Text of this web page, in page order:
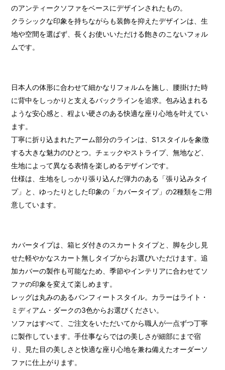
のアンティークソファをベースにデザインされたもの。
クラシックな印象を持ちながらも装飾を抑えたデザインは、生
地や空間を選ばず、長くお使いいただける飽きのこないフォル
ムです。
日本人の体形に合わせて細かなリフォルムを施し、腰掛けた時
に背中をしっかりと支えるバックラインを追求。包み込まれる
ような安心感と、程よい硬さのある快適な座り心地を叶えてい
ます。
丁寧に折り込まれたアーム部分のラインは、S1スタイルを象徴
する大きな魅力のひとつ。チェックやストライプ、無地など、
生地によって異なる表情を楽しめるデザインです。
仕様は、生地をしっかり張り込んだ弾力のある「張り込みタイ
プ」と、ゆったりとした印象の「カバータイプ」の2種類をご用
意しています。
カバータイプは、箱ヒダ付きのスカートタイプと、脚を少し見
せた軽やかなスカート無しタイプからお選びいただけます。追
加カバーの製作も可能なため、季節やインテリアに合わせてソ
ファの印象を変えて楽しめます。
レッグは丸みのあるバンフィートスタイル。カラーはライト・
ミディアム・ダークの3色からお選びください。
ソファはすべて、ご注文をいただいてから職人が一点ずつ丁寧
に製作しています。手仕事ならではの美しさが細部にまで宿
り、見た目の美しさと快適な座り心地を兼ね備えたオーダーソ
ファに仕上がります。